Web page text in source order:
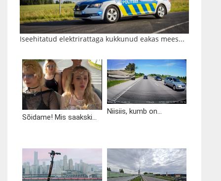
Iseehitatud elektrirattaga kukkunud eakas mees...
Sõidame! Mis saakski...
Niisiis, kumb on...